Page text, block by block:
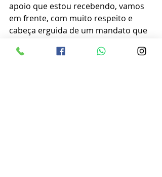
apoio que estou recebendo, vamos
em frente, com muito respeito e
cabeça erguida de um mandato que
continuará fazendo pelo povo